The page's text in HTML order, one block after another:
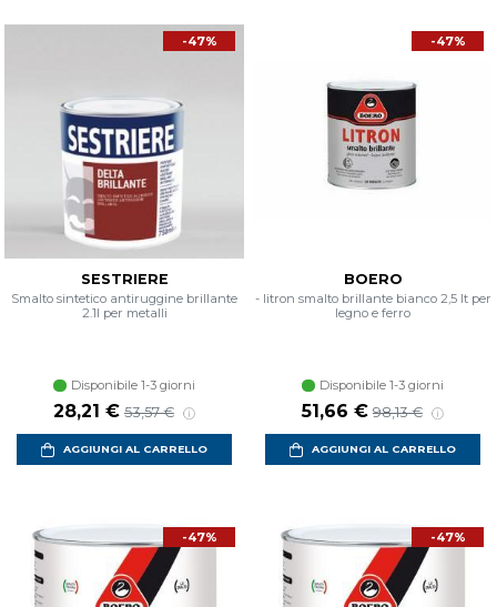
-47%
SESTRIERE
Smalto sintetico antiruggine brillante
2.1l per metalli
Disponibile 1-3 giorni
Prezzo scontato
28,21 € Prezzo di listino
53,57 €
AGGIUNGI AL CARRELLO
-47%
BOERO
- litron smalto brillante bianco 2,5 lt per
legno e ferro
Disponibile 1-3 giorni
Prezzo scontato
51,66 € Prezzo di listino
98,13 €
AGGIUNGI AL CARRELLO
-47% -47%